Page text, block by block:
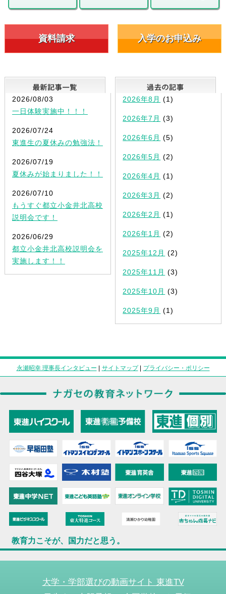
資料請求 入学のお申込み
最新記事一覧
2026/08/03
一日体験実施中！！！
2026/07/24
東進生の夏休みの勉強法！
2026/07/19
夏休みが始まりました！！
2026/07/10
もうすぐ都立小金井北高校
説明会です！
2026/06/29
都立小金井北高校説明会を
実施します！！
2026年8月 (1)
2026年7月 (3)
2026年6月 (5)
2026年5月 (2)
2026年4月 (1)
2026年3月 (2)
2026年2月 (1)
2026年1月 (2)
2025年12月 (2)
2025年11月 (3)
2025年10月 (3)
2025年9月 (1)
永瀬昭幸 理事長インタビュー | サイトマップ| プライバシー・ポリシー
教育力こそが、国力だと思う。
大学・学部選びの動画サイト 東進TV